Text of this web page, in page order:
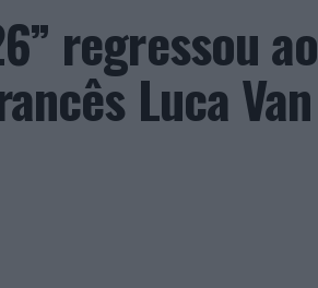
regressou ao
Luca Van